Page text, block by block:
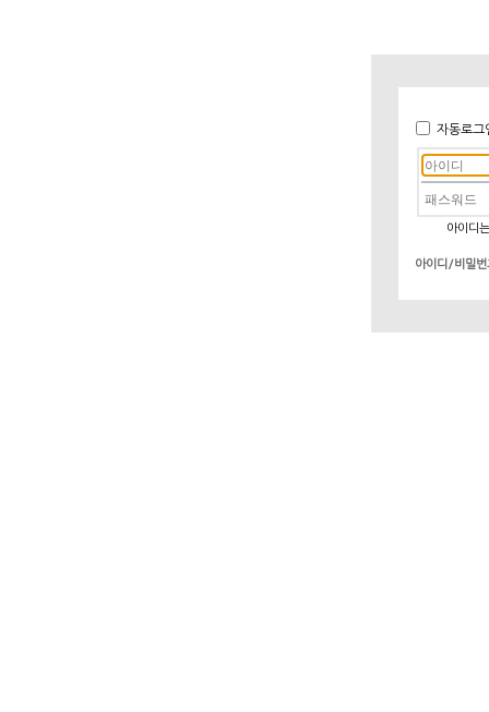
자동로그
아이디
아이디/비밀번